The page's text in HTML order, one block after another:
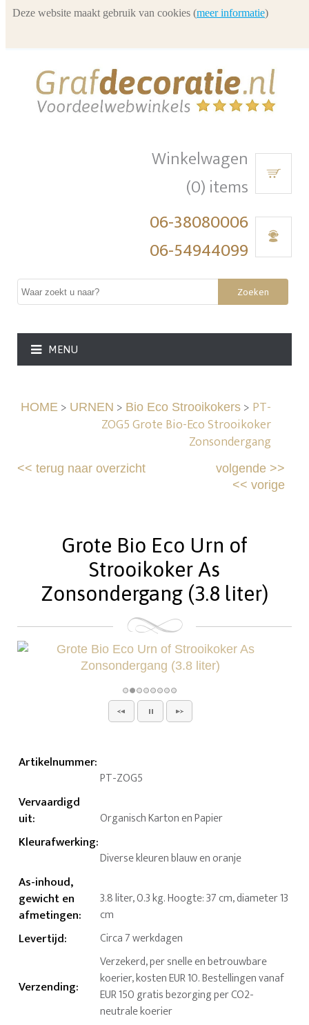
Winkelwagen
(0) items
06-38080006
06-54944099
Zoeken
MENU
HOME> URNEN > Bio Eco Strooikokers> PT-
ZOG5 Grote Bio-Eco Strooikoker
Zonsondergang
<<terug naar overzicht volgende>>
<< vorige
Grote Bio Eco Urn of
Strooikoker As
Zonsondergang (3.8 liter)
Artikelnummer:
PT-ZOG5
Vervaardigd
uit: Organisch Karton en Papier
Kleurafwerking:
Diverse kleuren blauw en oranje
As-inhoud,
gewicht en
afmetingen:
3.8 liter, 0.3 kg. Hoogte: 37 cm, diameter 13
cm
Levertijd: Circa 7 werkdagen
Verzending:
Verzekerd, per snelle en betrouwbare
koerier, kosten EUR 10. Bestellingen vanaf
EUR 150 gratis bezorging per CO2-
neutrale koerier
Deze website maakt gebruik van cookies (meer informatie)